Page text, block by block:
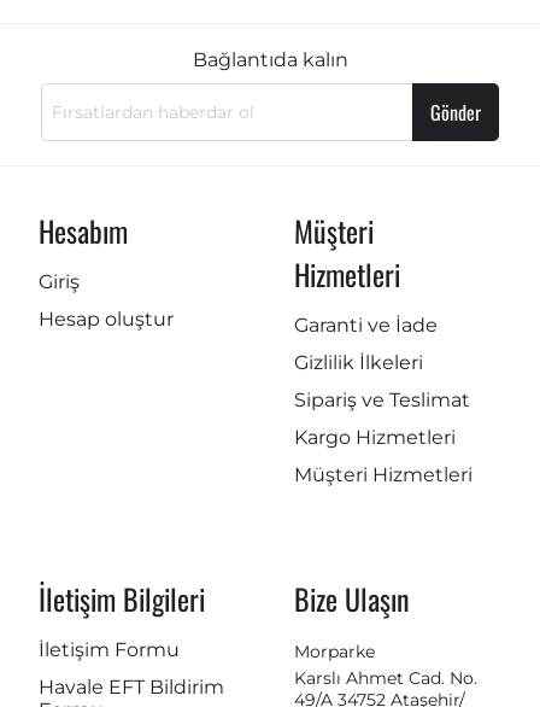
Bağlantıda kalın
Gönder
Hesabım
Giriş
Hesap oluştur
Müşteri
Hizmetleri
Garanti ve İade
Gizlilik İlkeleri
Sipariş ve Teslimat
Kargo Hizmetleri
Müşteri Hizmetleri
İletişim Bilgileri
İletişim Formu
Havale EFT Bildirim
Bize Ulaşın
Morparke
Karslı Ahmet Cad. No.
49/A 34752 Ataşehir/